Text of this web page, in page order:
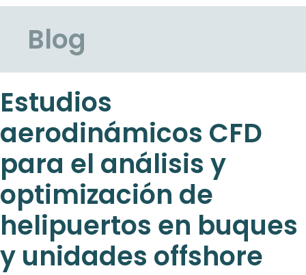
Blog
Estudios
aerodinámicos CFD
para el análisis y
optimización de
helipuertos en buques
y unidades offshore